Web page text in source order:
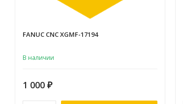
FANUC CNC XGMF-17194
В наличии
1 000 ₽